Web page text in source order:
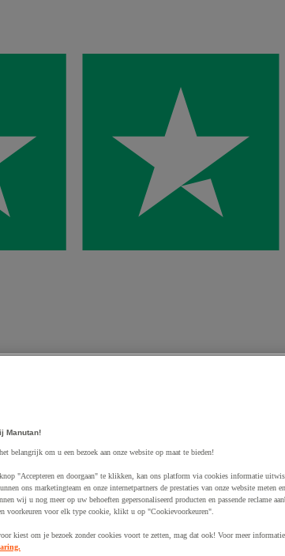
Manutan!
belangrijk om u een bezoek aan onze website op maat te bieden!
"Accepteren en doorgaan" te klikken, kan ons platform via cookies informatie
ons marketingteam en onze internetpartners de prestaties van onze website meten
wij u nog meer op uw behoeften gepersonaliseerd producten en passende reclame
voorkeuren voor elk type cookie, klikt u op "Cookievoorkeuren".
kiest om je bezoek zonder cookies voort te zetten, mag dat ook! Voor meer